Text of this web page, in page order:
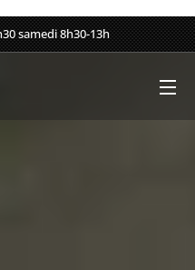
samedi 8h30-13h